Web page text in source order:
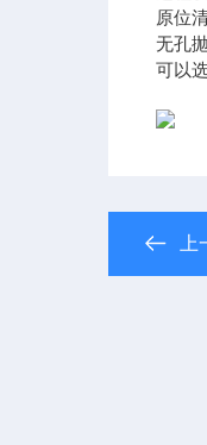
原位
无孔
可以